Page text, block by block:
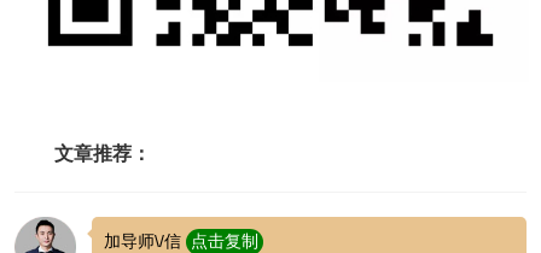
文章推荐：
加导师\/信
点击复制